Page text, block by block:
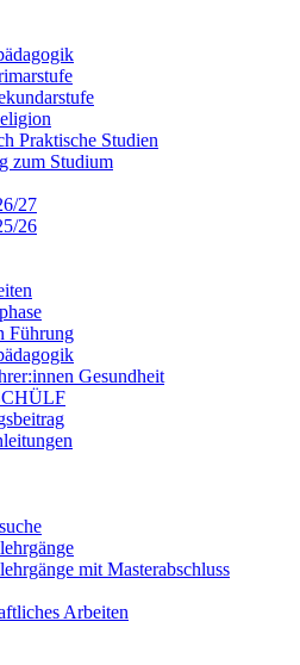
Praktische Studien
zum Studium
27
26
Führung
Gesundheit
mit Masterabschluss
Arbeiten